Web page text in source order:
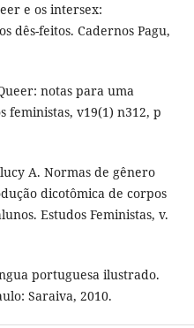
e os intersex:
dês-feitos. Cadernos Pagu,
notas para uma
feministas, v19(1) n312, p
A. Normas de gênero
dicotômica de corpos
Estudos Feministas, v.
portuguesa ilustrado.
Saraiva, 2010.